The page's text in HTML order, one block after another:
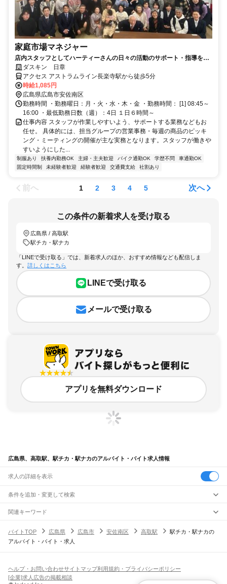
家庭市場マネジャー
店内スタッフとしてハーティーさんの日々の活動のサポート・指導を行
い、成長を促すお仕事です。
ダスキン 日章
アクセス アストラムライン長楽寺駅から徒歩5分
時給1,085円
広島県広島市安佐南区
勤務時間 ・勤務曜日：月・火・水・木・金 ・勤務時間： [1] 08:45～
16:00 ・最低勤務日数（週）：4日 １日６時間～
仕事内容 スタッフが作業しやすいよう、サポートする業務などもお
任せ。 具体的には、担当グループの営業事務・毎週の商品のピッキ
ング・ミーティングの開催が主な実務となります。スタッフが働きや
すいようにした...
制服あり 扶養内勤務OK 主婦・主夫歓迎 バイク通勤OK 学歴不問
車通勤OK
固定時間制
未経験者歓迎 経験者歓迎 交通費支給 社割あり
前へ 1 2 3 4 5 次へ
この条件の新着求人を受け取る
広島県 / 高取駅
駅チカ・駅ナカ
「LINEで受け取る」では、新着求人のほか、おすすめ情報なども配信しま
す。 詳しくはこちら
LINEで受け取る
メールで受け取る
アプリを無料ダウンロード
広島県、高取駅、駅チカ・駅ナカのアルバイト・バイト求人情報
求人の詳細を表示
条件を追加・変更して検索
市区町村を追加・変更
広島県すべて
広島市 すべて
安芸高田市江田島市安芸郡山県郡豊田郡世羅郡神石郡
駅を追加・変更
JR山陽本線(三原～岩国)
三原駅本郷駅河内駅入野駅 寺家駅
中野東駅
職種を追加・変更
飲食・フードサービスすべて
ホールスタッフキッチンスタッフ
人気
雇用形態を追加・変更
関連キーワード
バイトTOP
広島県 広島市 安佐南区 高取駅
駅チカ・駅ナカの
アルバイト・バイト・求人
ヘルプ・お問い合わせサイトマップ利用規約・プライバシーポリシー
[企業]求人広告の掲載相談